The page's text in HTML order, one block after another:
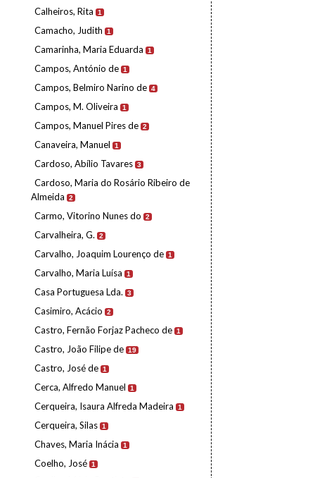
Calheiros, Rita 1
Camacho, Judith 1
Camarinha, Maria Eduarda 1
Campos, António de 1
Campos, Belmiro Narino de 4
Campos, M. Oliveira 1
Campos, Manuel Pires de 2
Canaveira, Manuel 1
Cardoso, Abílio Tavares 3
Cardoso, Maria do Rosário Ribeiro de
Almeida
2
Carmo, Vitorino Nunes do 2
Carvalheira, G. 2
Carvalho, Joaquim Lourenço de 1
Carvalho, Maria Luísa 1
Casa Portuguesa Lda. 3
Casimiro, Acácio 2
Castro, Fernão Forjaz Pacheco de 1
Castro, João Filipe de 19
Castro, José de 1
Cerca, Alfredo Manuel 1
Cerqueira, Isaura Alfreda Madeira 1
Cerqueira, Silas 1
Chaves, Maria Inácia 1
Coelho, José 1